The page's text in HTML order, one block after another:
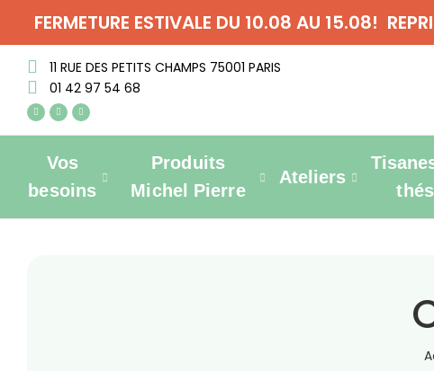
FERMETURE ESTIVALE DU 10.08 AU 15.08!
11 RUE DES PETITS CHAMPS 75001 PARIS
01 42 97 54 68
Vos
besoins
Produits
Michel Pierre
Ateliers
thés